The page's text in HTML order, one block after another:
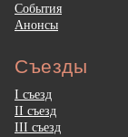
События
Анонсы
Съезды
I съезд
II съезд
III съезд